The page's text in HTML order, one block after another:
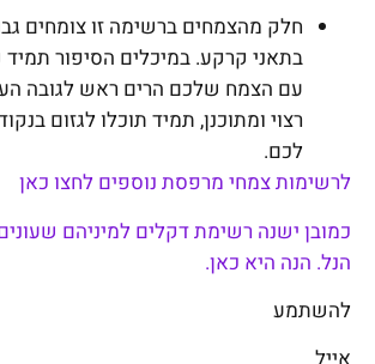
חלק מהצמחים ברשימה זו צומחים
בתאני קרקע. במיכלים הסיפור תמיד
עם הצמח שלכם הרים ראש לגובה
רצוי ומתוכנן, תמיד תוכלו לגזום
לכם.
לרשימות צמחי מרפסת נוספים לחצו כאן
כמובן ישנה רשימת דקלים למיניהם
הנל. הנה היא כאן.
להשתמע